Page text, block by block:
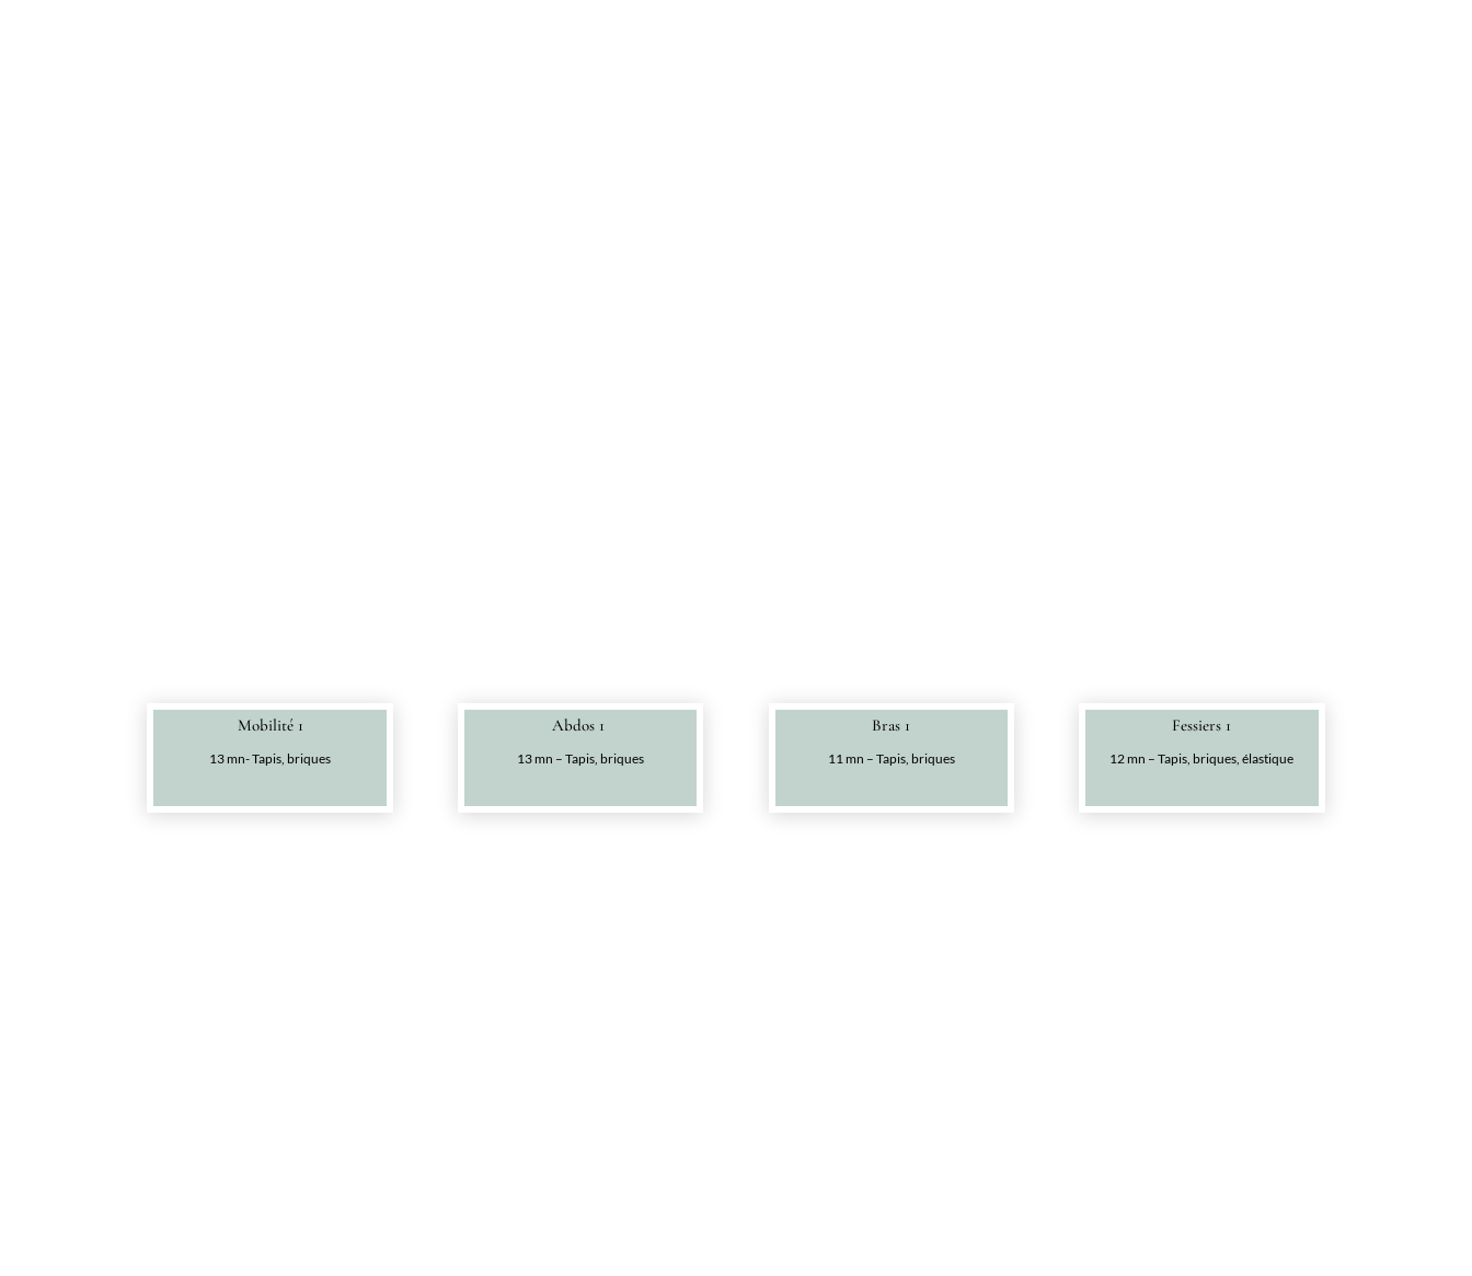
Mobilité 1
13 mn- Tapis, briques
Abdos 1
13 mn – Tapis, briques
Bras 1
11 mn – Tapis, briques
Fessiers 1
12 mn – Tapis, briques, élastique